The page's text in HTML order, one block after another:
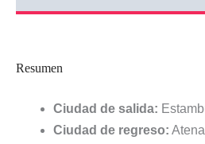
Resumen
Ciudad de salida:
Ciudad de regreso: